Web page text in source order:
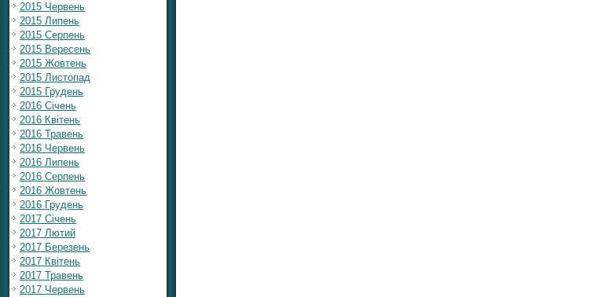
2015 Червень
2015 Липень
2015 Серпень
2015 Вересень
2015 Жовтень
2015 Листопад
2015 Грудень
2016 Січень
2016 Квітень
2016 Травень
2016 Червень
2016 Липень
2016 Серпень
2016 Жовтень
2016 Грудень
2017 Січень
2017 Лютий
2017 Березень
2017 Квітень
2017 Травень
2017 Червень